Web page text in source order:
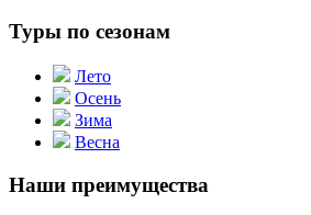
Туры по сезонам
Лето
Осень
Зима
Весна
Наши преимущества